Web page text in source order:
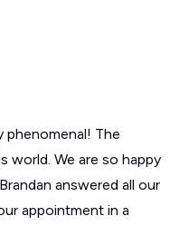
phenomenal! The
world. We are so happy
answered all our
appointment in a